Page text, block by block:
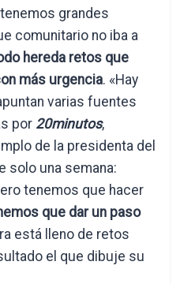
grandes
comunitario no iba a
hereda retos que
más urgencia. «Hay
varias fuentes
por 20minutos,
de la presidenta del
solo una semana:
tenemos que hacer
que dar un paso
está lleno de retos
el que dibuje su